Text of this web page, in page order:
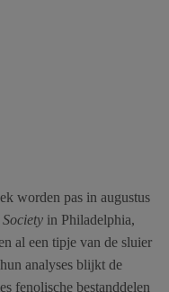
worden pas in augustus
in Philadelphia,
al een tipje van de sluier
analyses blijkt de
fenolische bestanddelen